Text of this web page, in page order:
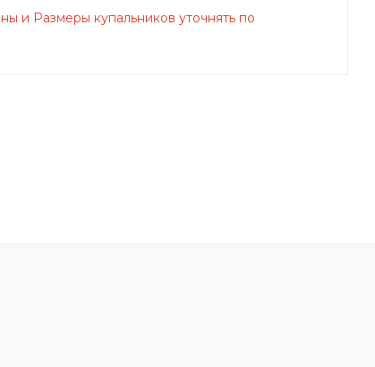
и Размеры купальников уточнять по